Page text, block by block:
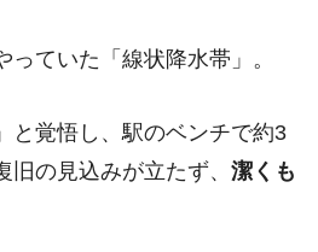
っていた「線状降水帯」。
と覚悟し、駅のベンチで約3
の見込みが立たず、 潔くも